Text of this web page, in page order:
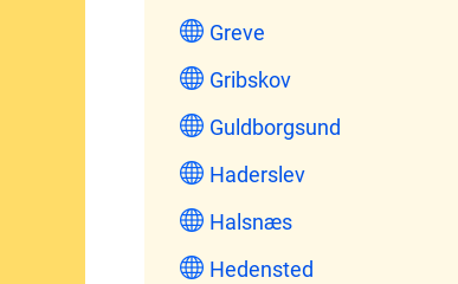
Greve
Gribskov
Guldborgsund
Haderslev
Halsnæs
Hedensted